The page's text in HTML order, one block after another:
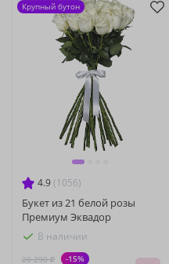
4.9 (1056)
Букет из 21 белой розы
Премиум Эквадор
В наличии
20 290 ₽ -15%
Крупный бутон